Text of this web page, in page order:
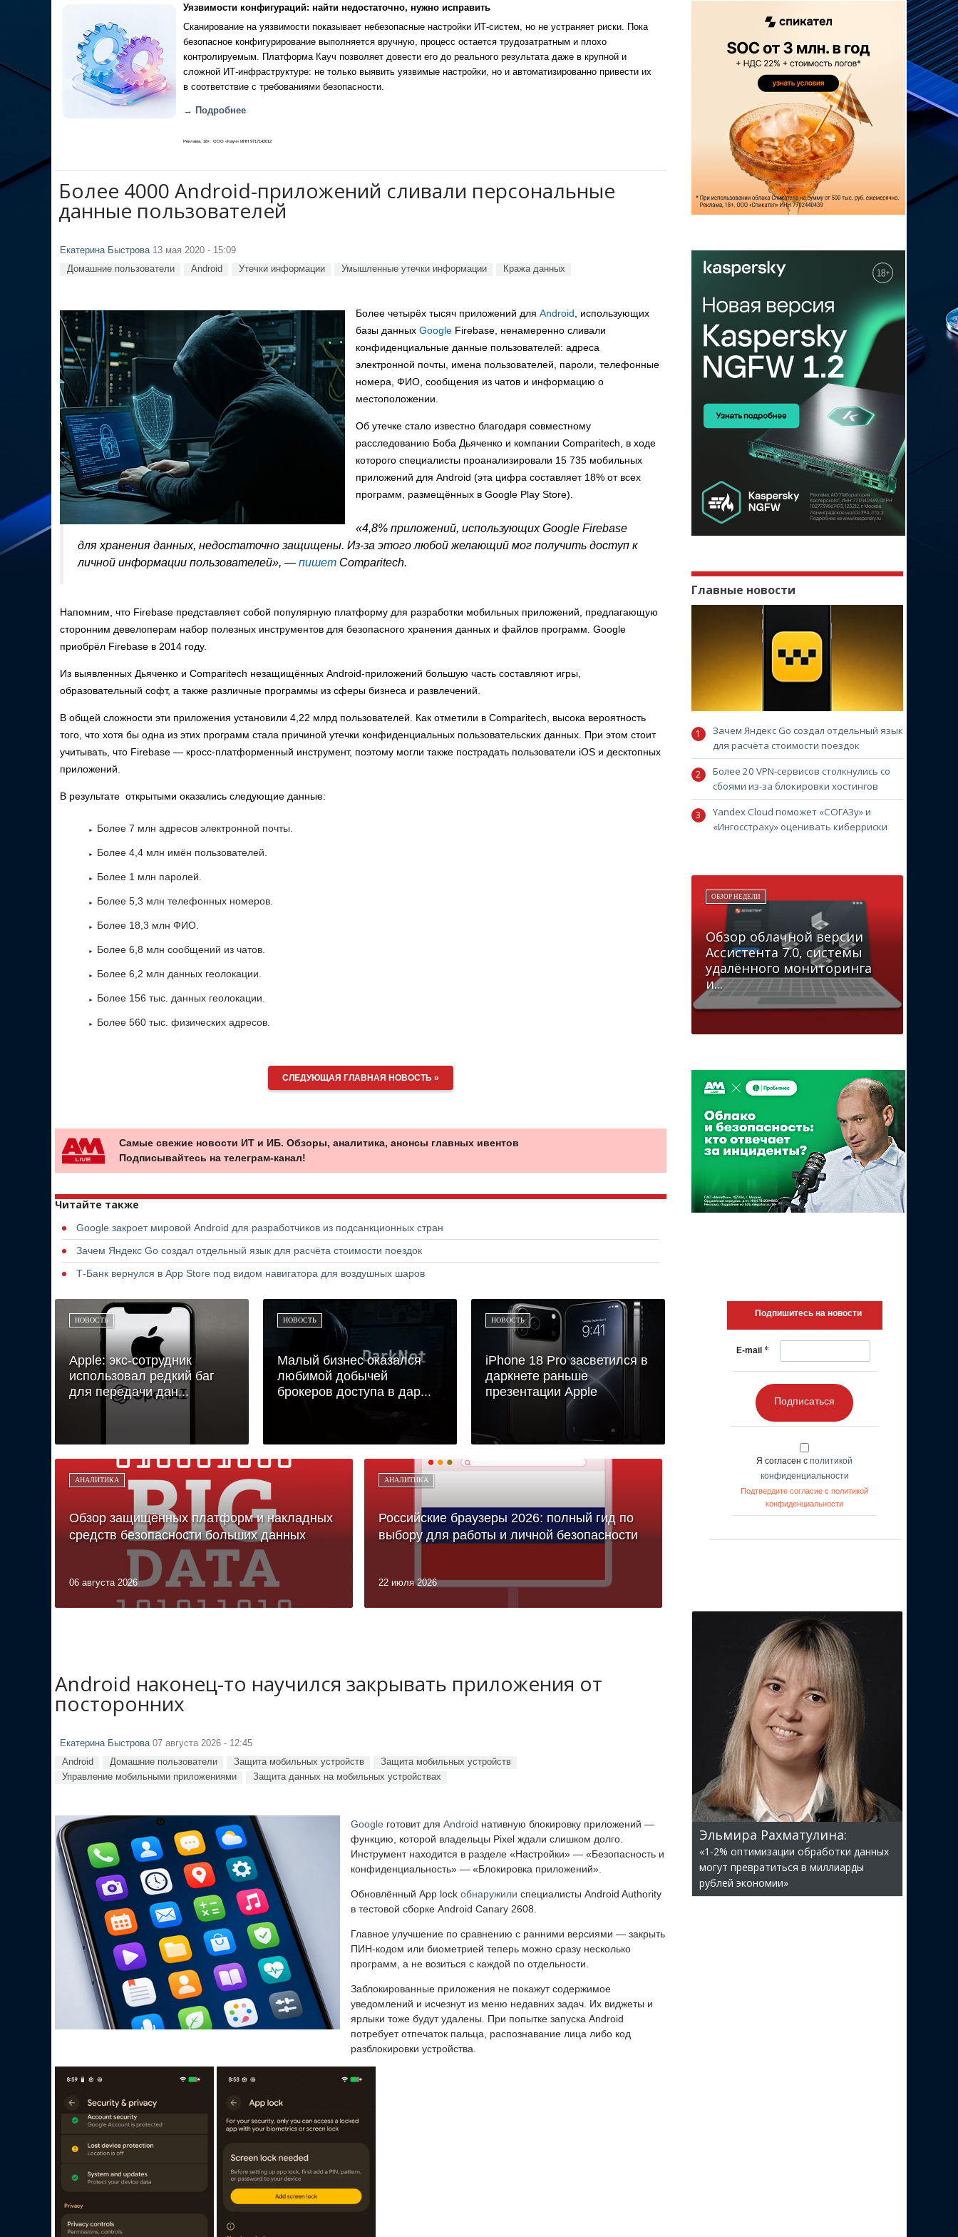
Уязвимости конфигураций: найти недостаточно, нужно исправить
Сканирование на уязвимости показывает небезопасные настройки ИТ-систем, но не устраняет риски. Пока
безопасное конфигурирование выполняется вручную, процесс остается трудозатратным и плохо
контролируемым. Платформа Кауч позволяет довести его до реального результата даже в крупной и
сложной ИТ-инфраструктуре: не только выявить уязвимые настройки, но и автоматизированно привести их
в соответствие с требованиями безопасности.
→ Подробнее
Реклама, 18+. ООО «Кауч» ИНН 9717142012
Более 4000 Android-приложений сливали персональные
данные пользователей
Екатерина Быстрова13 мая 2020 - 15:09
Домашние пользователи Android Утечки информации Умышленные утечки информации Кража данных
Более четырёх тысяч приложений для Android , использующих
базы данных Google Firebase, ненамеренно сливали
конфиденциальные данные пользователей: адреса
электронной почты, имена пользователей, пароли, телефонные
номера, ФИО, сообщения из чатов и информацию о
местоположении.
Об утечке стало известно благодаря совместному
расследованию Боба Дьяченко и компании Comparitech, в ходе
которого специалисты проанализировали 15 735 мобильных
приложений для Android (эта цифра составляет 18% от всех
программ, размещённых в Google Play Store).
«4,8% приложений, использующих Google Firebase
для хранения данных, недостаточно защищены. Из-за этого любой желающий мог получить доступ к
личной информации пользователей», — пишет Comparitech.
Напомним, что Firebase представляет собой популярную платформу для разработки мобильных приложений, предлагающую
сторонним девелоперам набор полезных инструментов для безопасного хранения данных и файлов программ. Google
приобрёл Firebase в 2014 году.
Из выявленных Дьяченко и Comparitech незащищённых Android-приложений большую часть составляют игры,
образовательный софт, а также различные программы из сферы бизнеса и развлечений.
В общей сложности эти приложения установили 4,22 млрд пользователей. Как отметили в Comparitech, высока вероятность
того, что хотя бы одна из этих программ стала причиной утечки конфиденциальных пользовательских данных. При этом стоит
учитывать, что Firebase — кросс-платформенный инструмент, поэтому могли также пострадать пользователи iOS и десктопных
приложений.
В результате открытыми оказались следующие данные:
Более 7 млн адресов электронной почты.
Более 4,4 млн имён пользователей.
Более 1 млн паролей.
Более 5,3 млн телефонных номеров.
Более 18,3 млн ФИО.
Более 6,8 млн сообщений из чатов.
Более 6,2 млн данных геолокации.
Более 156 тыс. данных геолокации.
Более 560 тыс. физических адресов.
СЛЕДУЮЩАЯ ГЛАВНАЯ НОВОСТЬ »
Самые свежие новости ИТ и ИБ. Обзоры, аналитика, анонсы главных ивентов
Подписывайтесь на телеграм-канал!
Читайте также
Google закроет мировой Android для разработчиков из подсанкционных стран
Зачем Яндекс Go создал отдельный язык для расчёта стоимости поездок
Т-Банк вернулся в App Store под видом навигатора для воздушных шаров
НОВОСТЬ
Apple: экс-сотрудник
использовал редкий баг
для передачи дан...
НОВОСТЬ
Малый бизнес оказался
любимой добычей
брокеров доступа в дар...
НОВОСТЬ
iPhone 18 Pro засветился в
даркнете раньше
презентации Apple
АНАЛИТИКА
Обзор защищённых платформ и накладных
средств безопасности больших данных
06 августа 2026
АНАЛИТИКА
Российские браузеры 2026: полный гид по
выбору для работы и личной безопасности
22 июля 2026
Android наконец-то научился закрывать приложения от
посторонних
Екатерина Быстрова 07 августа 2026 - 12:45
Android Домашние пользователи Защита мобильных устройств
Защита мобильных устройств
Управление мобильными приложениями
Защита данных на мобильных устройствах
Google готовит для Android нативную блокировку приложений —
функцию, которой владельцы Pixel ждали слишком долго.
Инструмент находится в разделе «Настройки» — «Безопасность и
конфиденциальность» — «Блокировка приложений».
Обновлённый App lock обнаружили специалисты Android Authority
в тестовой сборке Android Canary 2608.
Главное улучшение по сравнению с ранними версиями — закрыть
ПИН-кодом или биометрией теперь можно сразу несколько
программ, а не возиться с каждой по отдельности.
Заблокированные приложения не покажут содержимое
уведомлений и исчезнут из меню недавних задач. Их виджеты и
ярлыки тоже будут удалены. При попытке запуска Android
потребует отпечаток пальца, распознавание лица либо код
разблокировки устройства.
Главные новости
Зачем Яндекс Go создал отдельный язык
для расчёта стоимости поездок
Более 20 VPN-сервисов столкнулись со
сбоями из-за блокировки хостингов
Yandex Cloud поможет «СОГАЗу» и
«Ингосстраху» оценивать киберриски
ОБЗОР НЕДЕЛИ
Обзор облачной версии
Ассистента 7.0, системы
удалённого мониторинга
и...
Подпишитесь на новости
E-mail *
Подписаться
Я согласен с политикой
конфиденциальности
Подтвердите согласие с политикой
конфиденциальности
Эльмира Рахматулина:
«1-2% оптимизации обработки данных
могут превратиться в миллиарды
рублей экономии»